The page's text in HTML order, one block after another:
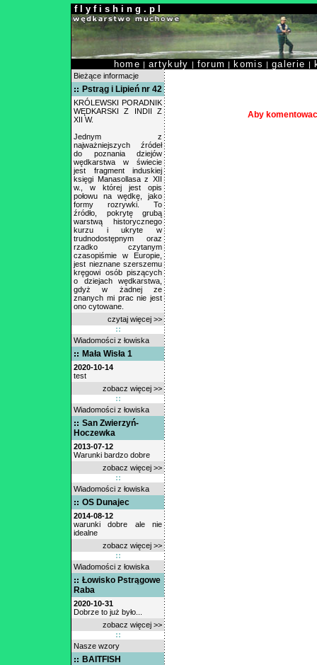
f l y f i s h i n g . p l
home |artykuły | forum | komis |galerie |
Bieżące informacje
Pstrąg i Lipień nr 42
KRÓLEWSKI PORADNIK
WĘDKARSKI Z INDII Z
XII W.
Jednym z
najważniejszych źródeł
do poznania dziejów
wędkarstwa w świecie
jest fragment induskiej
księgi Manasollasa z XII
w., w której jest opis
połowu na wędkę, jako
formy rozrywki. To
źródło, pokrytę grubą
warstwą historycznego
kurzu i ukryte w
trudnodostępnym oraz
rzadko czytanym
czasopiśmie w Europie,
jest nieznane szerszemu
kręgowi osób piszących
o dziejach wędkarstwa,
gdyż w żadnej ze
znanych mi prac nie jest
ono cytowane.
czytaj więcej >>
Wiadomości z łowiska
Mała Wisła 1
2020-10-14
test
zobacz więcej >>
Wiadomości z łowiska
San Zwierzyń-
Hoczewka
2013-07-12
Warunki bardzo dobre
zobacz więcej >>
Wiadomości z łowiska
OS Dunajec
2014-08-12
warunki dobre ale nie
idealne
zobacz więcej >>
Wiadomości z łowiska
Łowisko Pstrągowe
Raba
2020-10-31
Dobrze to już było...
zobacz więcej >>
Nasze wzory
BAITFISH
Aby